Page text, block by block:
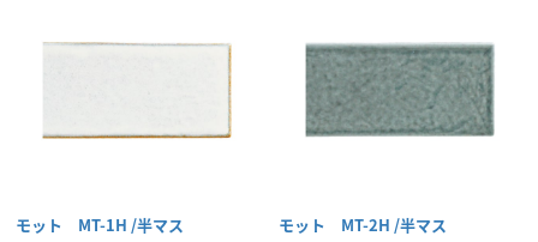
モット MT-1H /半マス モット MT-2H /半マス